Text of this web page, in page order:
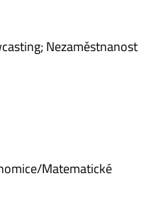
Nezaměstnanost
Matematické